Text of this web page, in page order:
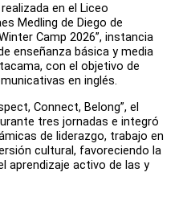
en el Liceo
Medling de Diego de
Camp 2026”, instancia
enseñanza básica y media
con el objetivo de
en inglés.
Connect, Belong”, el
tres jornadas e integró
de liderazgo, trabajo en
cultural, favoreciendo la
aprendizaje activo de las y